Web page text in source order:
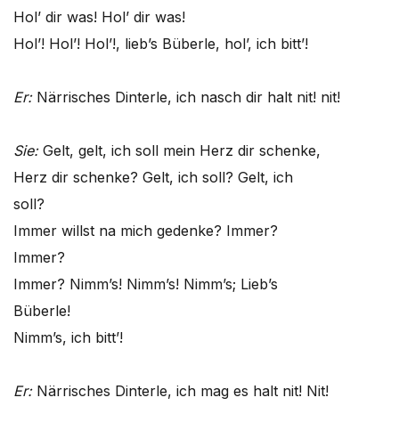
Hol’ dir was! Hol’ dir was!
Hol’! Hol’! Hol’!, lieb’s Büberle, hol’, ich bitt’!
Er: Närrisches Dinterle, ich nasch dir halt nit! nit!
Sie: Gelt, gelt, ich soll mein Herz dir schenke,
Herz dir schenke? Gelt, ich soll? Gelt, ich
soll?
Immer willst na mich gedenke? Immer?
Immer?
Immer? Nimm’s! Nimm’s! Nimm’s; Lieb’s
Büberle!
Nimm’s, ich bitt’!
Er: Närrisches Dinterle, ich mag es halt nit! Nit!